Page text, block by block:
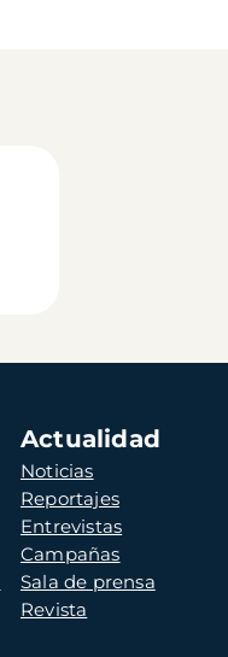
Actualidad
Noticias
Reportajes
Entrevistas
Campañas
Sala de prensa
Revista